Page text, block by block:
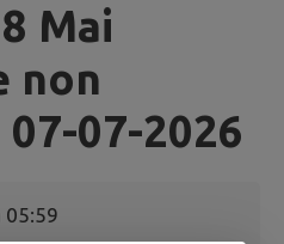
Mai
non
07-2026